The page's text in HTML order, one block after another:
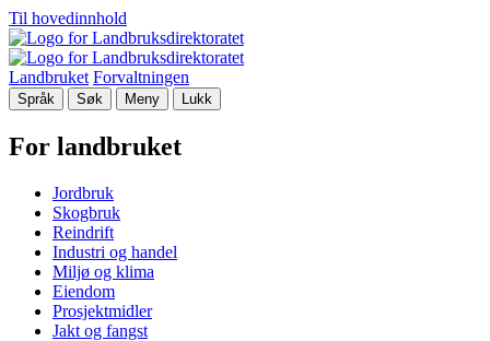
Til hovedinnhold
Landbruket Forvaltningen
Språk Søk Meny Lukk
For landbruket
Jordbruk
Skogbruk
Reindrift
Industri og handel
Miljø og klima
Eiendom
Prosjektmidler
Jakt og fangst